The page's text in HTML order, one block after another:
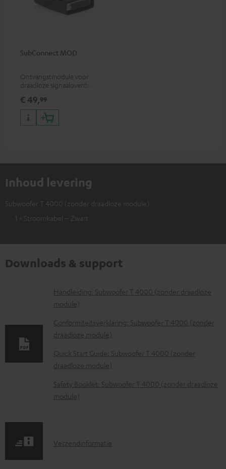
SubConnect MOD
Ontvangstmodule voor
draadloze signaaloverdracht,
4000/S 6000
€ 49,99
Inhoud levering
Subwoofer T 4000 (zonder draadloze module)
1 × Stroomkabel – Zwart
Downloads & support
D
o
w
n
l
o
a
d
c
Handleiding: Subwoofer T 4000 (zonder draadloze
module)
Conformiteitsverklaring: Subwoofer T 4000 (zonder
draadloze module)
Quick Start Guide: Subwoofer T 4000 (zonder
draadloze module)
Safety Booklet: Subwoofer T 4000 (zonder draadloze
module)
V
Verzendinformatie